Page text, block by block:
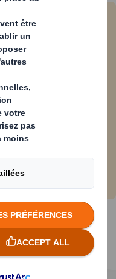
et les
de
des fruits et
?
sur
?
aider